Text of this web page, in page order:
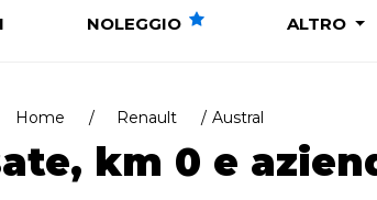
NOLEGGIO ALTRO
Home Renault Austral
km 0 e